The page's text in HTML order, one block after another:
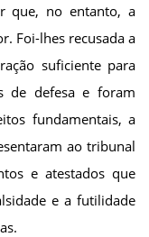
que, no entanto, a
Foi-lhes recusada a
suficiente para
de defesa e foram
fundamentais, a
ao tribunal
e atestados que
e a futilidade